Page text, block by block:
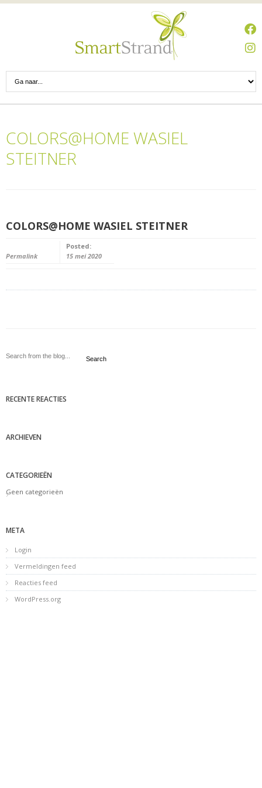
COLORS@HOME WASIEL
STEITNER
COLORS@HOME WASIEL STEITNER
Permalink
Posted:
15 mei 2020
Search
RECENTE REACTIES
ARCHIEVEN
CATEGORIEËN
Geen categorieën
META
Login
Vermeldingen feed
Reacties feed
WordPress.org